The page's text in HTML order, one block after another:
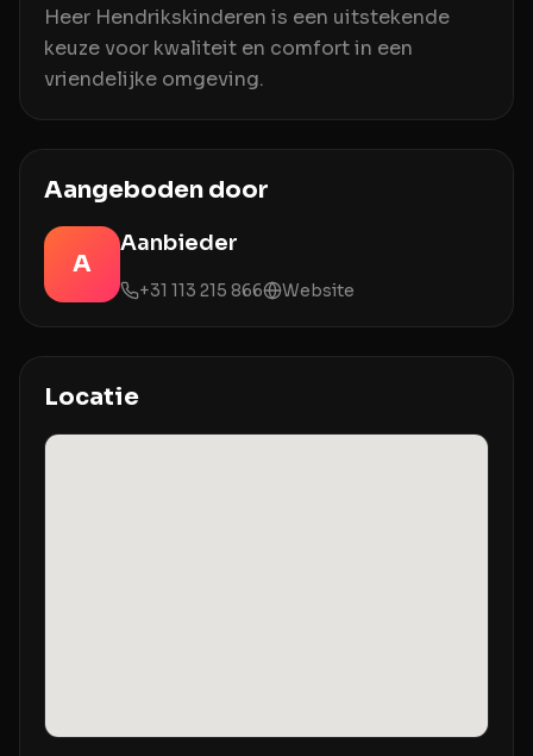
Heer Hendrikskinderen is een uitstekende
keuze voor kwaliteit en comfort in een
vriendelijke omgeving.
Aangeboden door
A
Aanbieder
+31 113 215 866 Website
Locatie